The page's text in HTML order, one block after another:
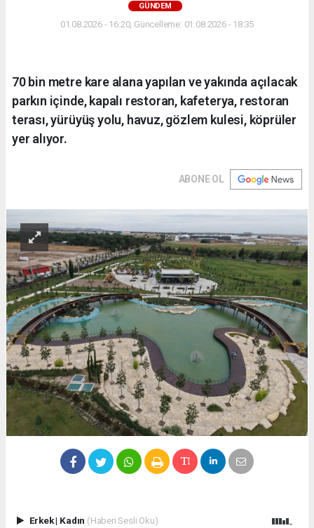
GÜNDEM
01.08.2026 - 16:20, Güncelleme: 01.08.2026 - 18:35
70 bin metre kare alana yapılan ve yakında açılacak
parkın içinde, kapalı restoran, kafeterya, restoran
terası, yürüyüş yolu, havuz, gözlem kulesi, köprüler
yer alıyor.
ABONE OL
Erkek| Kadın (Haberi Sesli Oku)